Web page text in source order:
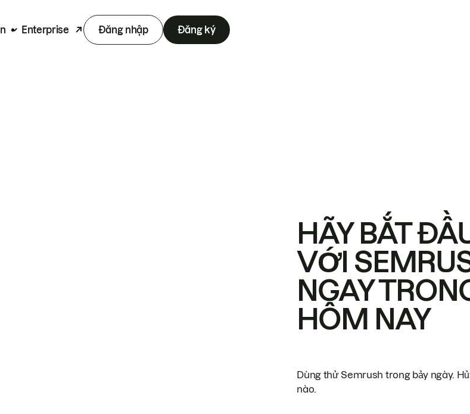
Enterprise Đăng nhập Đăng ký
HÃY BẮT
VỚI
NGAY
HÔM NAY
Dùng thử Semrush trong bảy ngày.
nào.